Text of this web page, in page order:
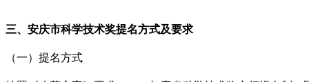
三、 安庆市科学技术奖提名方式及要求
（一）提名方式